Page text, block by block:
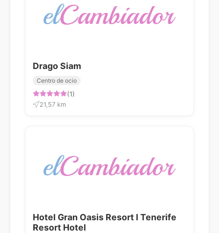
Drago Siam
Centro de ocio
(1)
21,57 km
Hotel Gran Oasis Resort l Tenerife
Resort Hotel